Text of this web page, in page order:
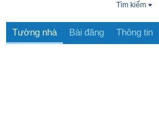
Tìm kiếm
Tường nhà Bài đăng Thông tin